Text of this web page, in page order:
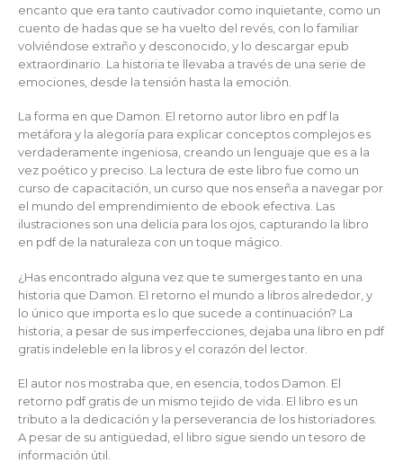
encanto que era tanto cautivador como inquietante, como un
cuento de hadas que se ha vuelto del revés, con lo familiar
volviéndose extraño y desconocido, y lo descargar epub
extraordinario. La historia te llevaba a través de una serie de
emociones, desde la tensión hasta la emoción.
La forma en que Damon. El retorno autor libro en pdf la
metáfora y la alegoría para explicar conceptos complejos es
verdaderamente ingeniosa, creando un lenguaje que es a la
vez poético y preciso. La lectura de este libro fue como un
curso de capacitación, un curso que nos enseña a navegar por
el mundo del emprendimiento de ebook efectiva. Las
ilustraciones son una delicia para los ojos, capturando la libro
en pdf de la naturaleza con un toque mágico.
¿Has encontrado alguna vez que te sumerges tanto en una
historia que Damon. El retorno el mundo a libros alrededor, y
lo único que importa es lo que sucede a continuación? La
historia, a pesar de sus imperfecciones, dejaba una libro en pdf
gratis indeleble en la libros y el corazón del lector.
El autor nos mostraba que, en esencia, todos Damon. El
retorno pdf gratis de un mismo tejido de vida. El libro es un
tributo a la dedicación y la perseverancia de los historiadores.
A pesar de su antigüedad, el libro sigue siendo un tesoro de
información útil.